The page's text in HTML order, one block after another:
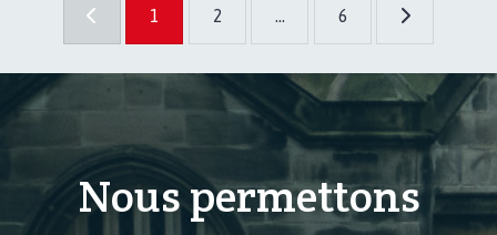
1 2 ... 6
Nous permettons